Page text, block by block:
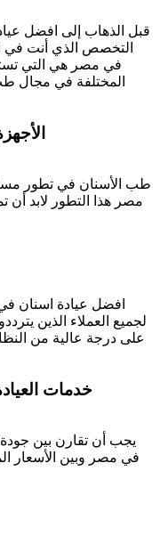
قبل الذهاب إلى افضل
التخصص الذي أنت في
في مصر هي التي
المختلفة في مجال
طب الأسنان في تطور
مصر هذا التطور لابد أن
افضل عيادة اسنان
لجميع العملاء الذين
على درجة عالية من
خدمات
يجب أن تقارن بين
في مصر وبين الأسعار